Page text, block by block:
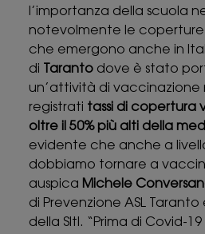
l’importanza della scuola
notevolmente le coperture
che emergono anche in
di
Taranto dove è stato
un’attività di vaccinazione
registrati tassi di copertura
oltre il 50% più alti della
evidente che anche a
dobbiamo tornare a
auspica Michele
di Prevenzione ASL Taranto
della SItI. “Prima di Covid-